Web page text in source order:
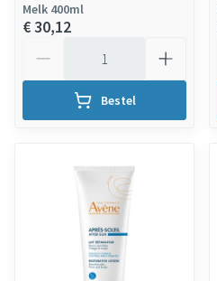
Melk 400ml
€ 30,12
Bestel